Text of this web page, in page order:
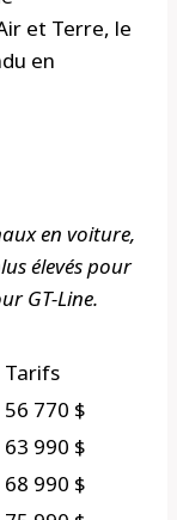
et Terre, le
en
en voiture,
élevés pour
GT-Line.
Tarifs
56 770 $
63 990 $
68 990 $